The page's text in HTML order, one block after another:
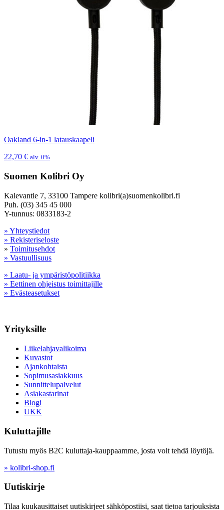
Oakland 6-in-1 latauskaapeli
22,70 € alv. 0%
Suomen Kolibri Oy
Kalevantie 7, 33100 Tampere kolibri(a)suomenkolibri.fi
Puh. (03) 345 45 000
Y-tunnus: 0833183-2
» Yhteystiedot
» Rekisteriseloste
» Toimitusehdot
» Vastuullisuus
» Laatu- ja ympäristöpolitiikka
» Eettinen ohjeistus toimittajille
» Evästeasetukset
Yrityksille
Liikelahjavalikoima
Kuvastot
Ajankohtaista
Sopimusasiakkuus
Sunnittelupalvelut
Asiakastarinat
Blogi
UKK
Kuluttajille
Tutustu myös B2C kuluttaja-kauppaamme, josta voit tehdä löytöjä.
» kolibri-shop.fi
Uutiskirje
Tilaa kuukausittaiset uutiskirjeet sähköpostiisi, saat tietoa tarjouksista